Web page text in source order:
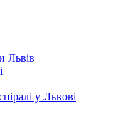
Львів
у Львові